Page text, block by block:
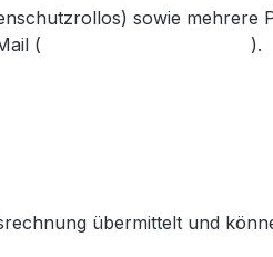
sowie
( ).
übermittelt und